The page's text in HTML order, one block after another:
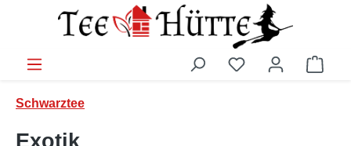
Zum Hauptinhalt springen
Schwarztee
Exotik